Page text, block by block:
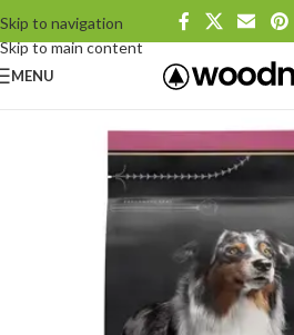
Skip to navigation
Skip to main content
MENU